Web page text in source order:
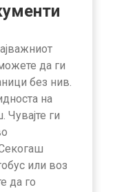
да ги
без нив.
на
Чувајте ги
или воз
да го